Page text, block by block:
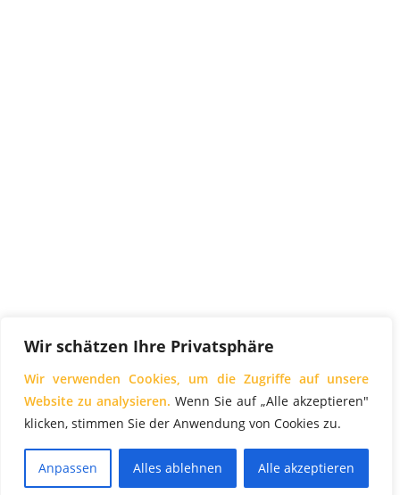
Wir schätzen Ihre Privatsphäre
Wir verwenden Cookies, um die Zugriffe auf unsere
Website zu analysieren. Wenn Sie auf „Alle akzeptieren"
klicken, stimmen Sie der Anwendung von Cookies zu.
Anpassen Alles ablehnen Alle akzeptieren